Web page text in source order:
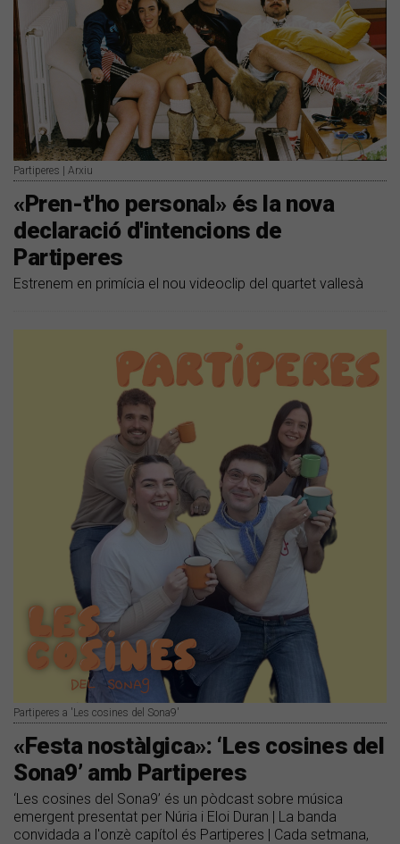
Partiperes | Arxiu
«Pren-t'ho personal» és la nova
declaració d'intencions de
Partiperes
Estrenem en primícia el nou videoclip del quartet vallesà
Partiperes a 'Les cosines del Sona9'
«Festa nostàlgica»: ‘Les cosines del
Sona9’ amb Partiperes
‘Les cosines del Sona9’ és un pòdcast sobre música
emergent presentat per Núria i Eloi Duran | La banda
convidada a l'onzè capítol és Partiperes | Cada setmana,